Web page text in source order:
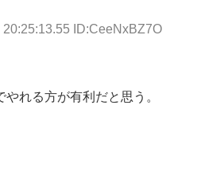
20:25:13.55 ID:CeeNxBZ7O
れる方が有利だと思う。